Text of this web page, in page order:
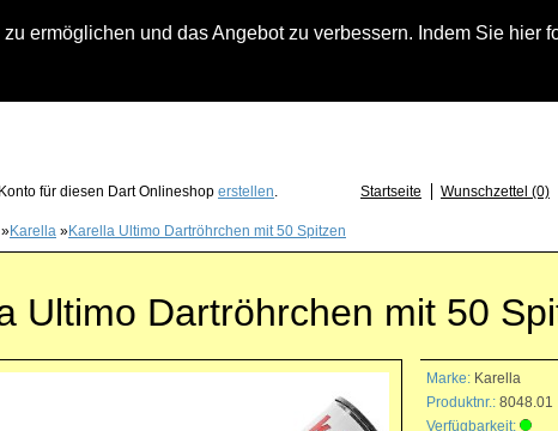
ermöglichen und das Angebot zu verbessern. Indem Sie hier
für diesen Dart Onlineshop erstellen. Startseite Wunschzettel (0)
»Karella »Karella Ultimo Dartröhrchen mit 50 Spitzen
Ultimo Dartröhrchen mit 50
Marke: Karella
Produktnr.: 8048.01
Verfügbarkeit: